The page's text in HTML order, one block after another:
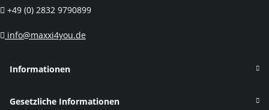
+49 (0) 2832 9790899
info@maxxi4you.de
Informationen
Gesetzliche Informationen